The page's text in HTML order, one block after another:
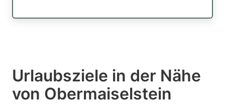
Urlaubsziele in der Nähe
von Obermaiselstein